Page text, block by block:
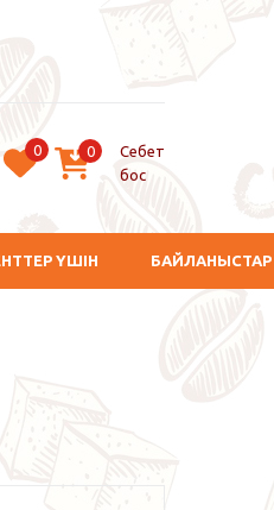
0 0
Себет
бос
ҮШІН БАЙЛАНЫСТАР